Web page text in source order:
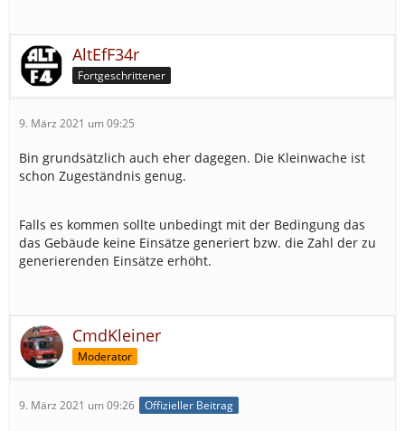
AltEfF34r
Fortgeschrittener
9. März 2021 um 09:25
Bin grundsätzlich auch eher dagegen. Die Kleinwache ist
schon Zugeständnis genug.
Falls es kommen sollte unbedingt mit der Bedingung das
das Gebäude keine Einsätze generiert bzw. die Zahl der zu
generierenden Einsätze erhöht.
CmdKleiner
Moderator
9. März 2021 um 09:26 Offizieller Beitrag